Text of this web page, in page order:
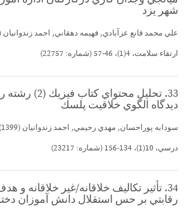
شهر يزد
ارتقاء سلامت، 4(1)، 46-57 (شماره: 22757)
33. تحليل محتواي
ديدگاه الگوي خلاقيت پلسك
درسي، 10(1)، 134-156 (شماره: 23217)
34. تأثير تكاليف خلاقانه/غير خلاقانه و
رقابتي بر حس استقلال دانش آموزان